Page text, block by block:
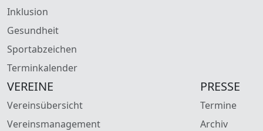
Inklusion
Gesundheit
Sportabzeichen
Terminkalender
VEREINE
Vereinsübersicht
Vereinsmanagement
PRESSE
Termine
Archiv